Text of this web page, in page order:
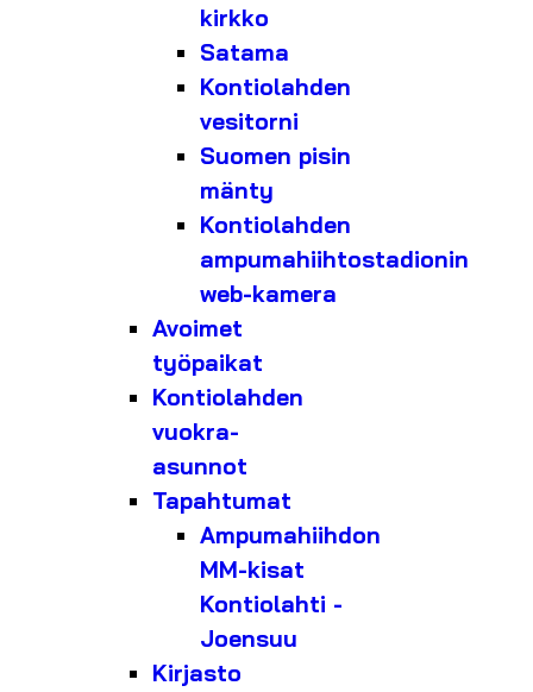
kirkko
Satama
Kontiolahden
vesitorni
Suomen pisin
mänty
Kontiolahden
ampumahiihtostadionin
web-kamera
Avoimet
työpaikat
Kontiolahden
vuokra-
asunnot
Tapahtumat
Ampumahiihdon
MM-kisat
Kontiolahti -
Joensuu
Kirjasto